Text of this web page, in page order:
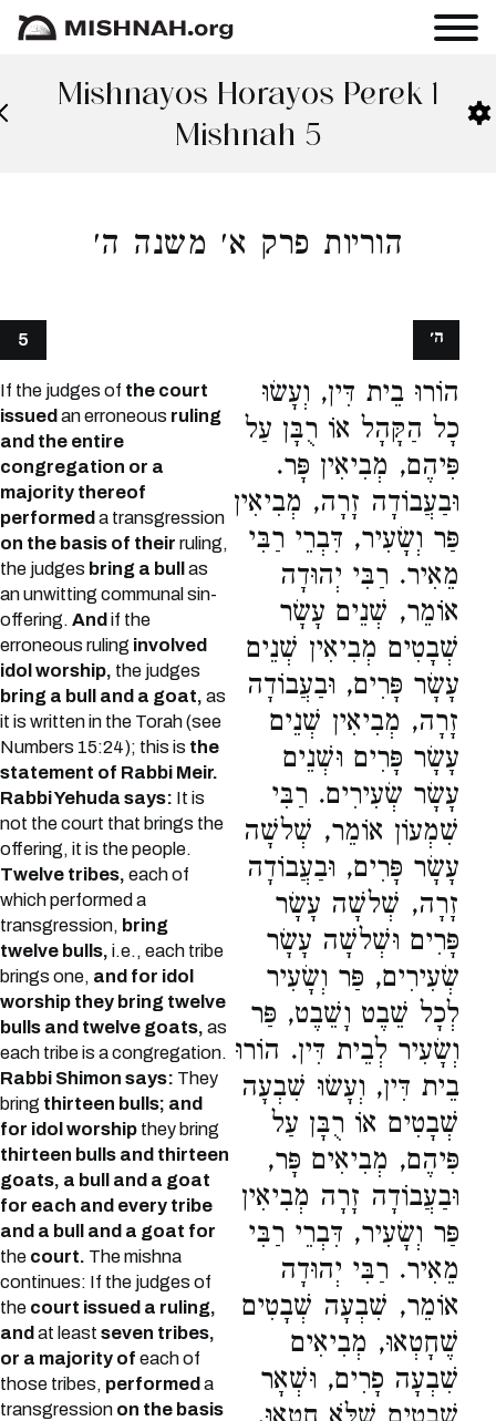
Mishnayos Horayos Perek 1
Mishnah 5
הוריות פרק א׳ משנה ה׳
5
If the judges of the court
issued an erroneous ruling
and the entire
congregation or a
majority thereof
performed a transgression
on the basis of their ruling,
the judges bring a bull
as
an unwitting communal sin-
offering. And if the
erroneous ruling involved
idol worship, the judges
bring a bull and a goat, as
it is written in the Torah (see
Numbers 15:24); this is the
statement of Rabbi Meir.
Rabbi Yehuda says: It is
not the court that brings the
offering, it is the people.
Twelve tribes, each of
which performed a
transgression, bring
twelve bulls, i.e., each tribe
brings one, and for idol
worship they bring twelve
bulls and twelve goats, as
each tribe is a congregation.
Rabbi Shimon says: They
bring thirteen bulls; and
for idol worship they bring
thirteen bulls and thirteen
goats, a bull and a goat
for each and every tribe
and a bull and a goat for
the court. The mishna
continues: If the judges of
the court issued a ruling,
and at least seven tribes,
or a majority of each of
those tribes, performed a
transgression on the basis
הוֹרוּ בֵית דִּין, וְעָשׂוּ
כָל הַקָּהָל אוֹ רֻבָּן עַל
פִּיהֶם, מְבִיאִין פָּר.
וּבַעֲבוֹדָה זָרָה, מְבִיאִין
פַּר וְשָׂעִיר, דִּבְרֵי רַבִּי
מֵאִיר. רַבִּי יְהוּדָה
אוֹמֵר, שְׁנֵים עָשָׂר
שְׁבָטִים מְבִיאִין שְׁנֵים
עָשָׂר פָּרִים, וּבַעֲבוֹדָה
זָרָה, מְבִיאִין שְׁנֵים
עָשָׂר פָּרִים וּשְׁנֵים
עָשָׂר שְׂעִירִים. רַבִּי
שִׁמְעוֹן אוֹמֵר, שְׁלשָׁה
עָשָׂר פָּרִים, וּבַעֲבוֹדָה
זָרָה, שְׁלשָׁה עָשָׂר
פָּרִים וּשְׁלשָׁה עָשָׂר
שְׂעִירִים, פַּר וְשָׂעִיר
לְכָל שֵׁבֶט וָשֵׁבֶט, פַּר
וְשָׂעִיר לְבֵית דִּין. הוֹרוּ
בֵית דִּין, וְעָשׂוּ שִׁבְעָה
שְׁבָטִים אוֹ רֻבָּן עַל
פִּיהֶם, מְבִיאִים פָּר,
וּבַעֲבוֹדָה זָרָה מְבִיאִין
פַּר וְשָׂעִיר, דִּבְרֵי רַבִּי
מֵאִיר. רַבִּי יְהוּדָה
אוֹמֵר, שִׁבְעָה שְׁבָטִים
שֶׁחָטְאוּ, מְבִיאִים
שִׁבְעָה פָרִים, וּשְׁאָר
ה׳